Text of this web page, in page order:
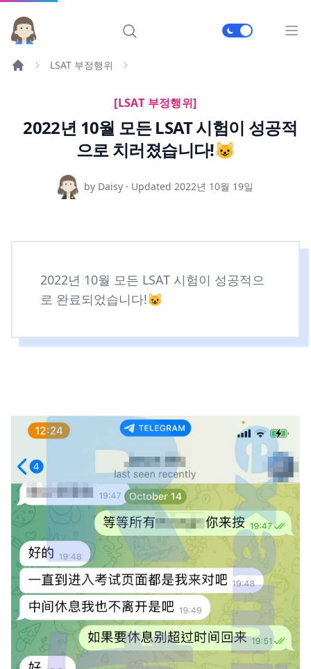
메
LSAT 부정행위
[LSAT 부정행위]
2022년 10월 모든 LSAT 시험이 성공적
으로 치러졌습니다!😺
by Daisy · Updated 2022년 10월 19일
2022년 10월 모든 LSAT 시험이 성공적으
로 완료되었습니다!😺